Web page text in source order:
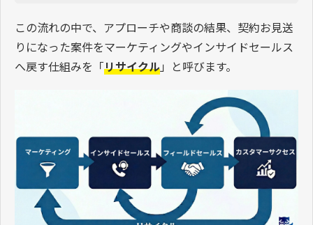
この流れの中で、アプローチや商談の結果、契約お見送
りになった案件をマーケティングやインサイドセールス
へ戻す仕組みを「リサイクル」と呼びます。